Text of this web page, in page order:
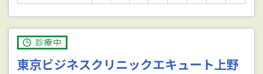
診療中
東京ビジネスクリニックエキュート上野